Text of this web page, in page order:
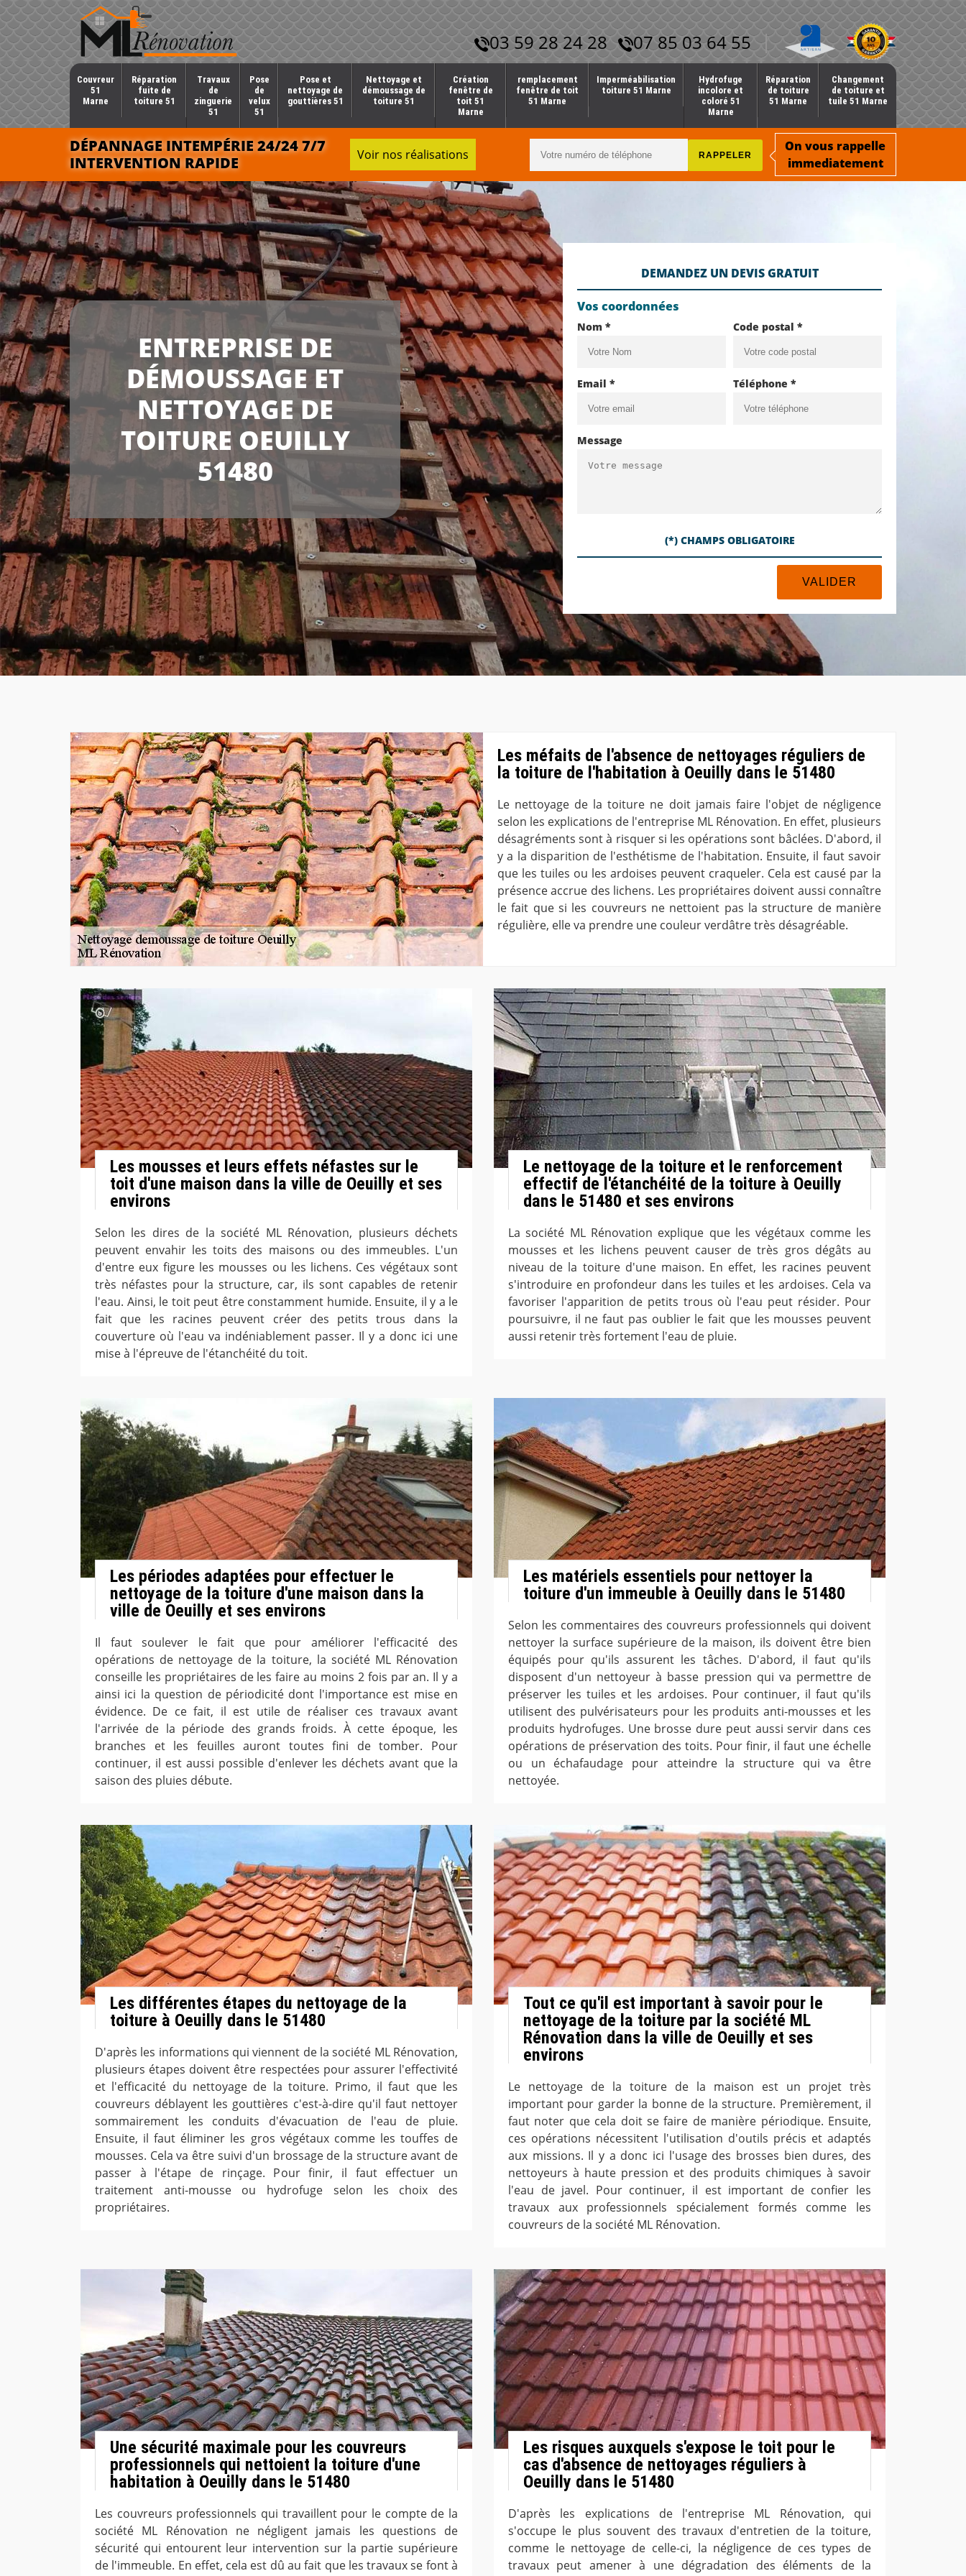
03 59 28 24 28 07 85 03 64 55
Couvreur
51
Marne
Réparation
fuite de
toiture 51
Travaux
de
zinguerie
51
Pose
de
velux
51
Pose et
nettoyage de
gouttières 51
Nettoyage et
démoussage de
toiture 51
Création
fenêtre de
toit 51
Marne
remplacement
fenêtre de toit
51 Marne
Imperméabilisation
toiture 51 Marne
Hydrofuge
incolore et
coloré 51
Marne
Réparation
de toiture
51 Marne
Changement
de toiture et
tuile 51 Marne
DÉPANNAGE INTEMPÉRIE 24/24 7/7
INTERVENTION RAPIDE
Voir nos réalisations
On vous rappelle
immediatement
ENTREPRISE DE
DÉMOUSSAGE ET
NETTOYAGE DE
TOITURE OEUILLY
51480
DEMANDEZ UN DEVIS GRATUIT
Vos coordonnées
Nom * Code postal *
Email * Téléphone *
Message
(*) CHAMPS OBLIGATOIRE
Les méfaits de l'absence de nettoyages réguliers de
la toiture de l'habitation à Oeuilly dans le 51480
Le nettoyage de la toiture ne doit jamais faire l'objet de négligence
selon les explications de l'entreprise ML Rénovation. En effet, plusieurs
désagréments sont à risquer si les opérations sont bâclées. D'abord, il
y a la disparition de l'esthétisme de l'habitation. Ensuite, il faut savoir
que les tuiles ou les ardoises peuvent craqueler. Cela est causé par la
présence accrue des lichens. Les propriétaires doivent aussi connaître
le fait que si les couvreurs ne nettoient pas la structure de manière
régulière, elle va prendre une couleur verdâtre très désagréable.
Les mousses et leurs effets néfastes sur le
toit d'une maison dans la ville de Oeuilly et ses
environs
Selon les dires de la société ML Rénovation, plusieurs déchets
peuvent envahir les toits des maisons ou des immeubles. L'un
d'entre eux figure les mousses ou les lichens. Ces végétaux sont
très néfastes pour la structure, car, ils sont capables de retenir
l'eau. Ainsi, le toit peut être constamment humide. Ensuite, il y a le
fait que les racines peuvent créer des petits trous dans la
couverture où l'eau va indéniablement passer. Il y a donc ici une
mise à l'épreuve de l'étanchéité du toit.
Le nettoyage de la toiture et le renforcement
effectif de l'étanchéité de la toiture à Oeuilly
dans le 51480 et ses environs
La société ML Rénovation explique que les végétaux comme les
mousses et les lichens peuvent causer de très gros dégâts au
niveau de la toiture d'une maison. En effet, les racines peuvent
s'introduire en profondeur dans les tuiles et les ardoises. Cela va
favoriser l'apparition de petits trous où l'eau peut résider. Pour
poursuivre, il ne faut pas oublier le fait que les mousses peuvent
aussi retenir très fortement l'eau de pluie.
Les périodes adaptées pour effectuer le
nettoyage de la toiture d'une maison dans la
ville de Oeuilly et ses environs
Il faut soulever le fait que pour améliorer l'efficacité des
opérations de nettoyage de la toiture, la société ML Rénovation
conseille les propriétaires de les faire au moins 2 fois par an. Il y a
ainsi ici la question de périodicité dont l'importance est mise en
évidence. De ce fait, il est utile de réaliser ces travaux avant
l'arrivée de la période des grands froids. À cette époque, les
branches et les feuilles auront toutes fini de tomber. Pour
continuer, il est aussi possible d'enlever les déchets avant que la
saison des pluies débute.
Les matériels essentiels pour nettoyer la
toiture d'un immeuble à Oeuilly dans le 51480
Selon les commentaires des couvreurs professionnels qui doivent
nettoyer la surface supérieure de la maison, ils doivent être bien
équipés pour qu'ils assurent les tâches. D'abord, il faut qu'ils
disposent d'un nettoyeur à basse pression qui va permettre de
préserver les tuiles et les ardoises. Pour continuer, il faut qu'ils
utilisent des pulvérisateurs pour les produits anti-mousses et les
produits hydrofuges. Une brosse dure peut aussi servir dans ces
opérations de préservation des toits. Pour finir, il faut une échelle
ou un échafaudage pour atteindre la structure qui va être
nettoyée.
Les différentes étapes du nettoyage de la
toiture à Oeuilly dans le 51480
D'après les informations qui viennent de la société ML Rénovation,
plusieurs étapes doivent être respectées pour assurer l'effectivité
et l'efficacité du nettoyage de la toiture. Primo, il faut que les
couvreurs déblayent les gouttières c'est-à-dire qu'il faut nettoyer
sommairement les conduits d'évacuation de l'eau de pluie.
Ensuite, il faut éliminer les gros végétaux comme les touffes de
mousses. Cela va être suivi d'un brossage de la structure avant de
passer à l'étape de rinçage. Pour finir, il faut effectuer un
traitement anti-mousse ou hydrofuge selon les choix des
propriétaires.
Tout ce qu'il est important à savoir pour le
nettoyage de la toiture par la société ML
Rénovation dans la ville de Oeuilly et ses
environs
Le nettoyage de la toiture de la maison est un projet très
important pour garder la bonne de la structure. Premièrement, il
faut noter que cela doit se faire de manière périodique. Ensuite,
ces opérations nécessitent l'utilisation d'outils précis et adaptés
aux missions. Il y a donc ici l'usage des brosses bien dures, des
nettoyeurs à haute pression et des produits chimiques à savoir
l'eau de javel. Pour continuer, il est important de confier les
travaux aux professionnels spécialement formés comme les
couvreurs de la société ML Rénovation.
Une sécurité maximale pour les couvreurs
professionnels qui nettoient la toiture d'une
habitation à Oeuilly dans le 51480
Les couvreurs professionnels qui travaillent pour le compte de la
société ML Rénovation ne négligent jamais les questions de
sécurité qui entourent leur intervention sur la partie supérieure
de l'immeuble. En effet, cela est dû au fait que les travaux se font à
Les risques auxquels s'expose le toit pour le
cas d'absence de nettoyages réguliers à
Oeuilly dans le 51480
D'après les explications de l'entreprise ML Rénovation, qui
s'occupe le plus souvent des travaux d'entretien de la toiture,
comme le nettoyage de celle-ci, la négligence de ces types de
travaux peut amener à une dégradation des éléments de la